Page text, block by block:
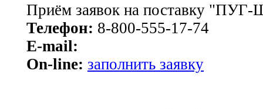
Приём заявок на поставку
Телефон: 8-800-555-17-74
E-mail:
On-line: заполнить заявку